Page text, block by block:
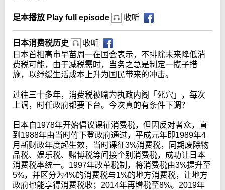
足本播放 Play full episode 收听
日本消费税历史
收听
日本首相高市早苗周一在国会表示，不排除未来降低消
费税可能，由于减税需时，当务之急是制定一揽子措
施，以纾缓生活成本上升为国民带来的冲击。
过往三十多年，消费税被喻为执政内阁「死穴」，每次
上调，时任政府都要下台。今次真的有条件下调？
日本自1978年开始倡议课征消费税，但因反对者众，直
到1988年由当时竹下登政府通过，平成元年即1989年4
月新财政年度起生效，当时课征3%消费税，同期废除物
品税、娱乐税、赌博税等间接个别消费税，成功让日本
消费税率统一。1997年改革税制，将消费税由3%提升至
5%，并区分为4%的消费税与1%的地方消费税，让地方
政府也能享得消费税收；2014年再增税至8%。2019年